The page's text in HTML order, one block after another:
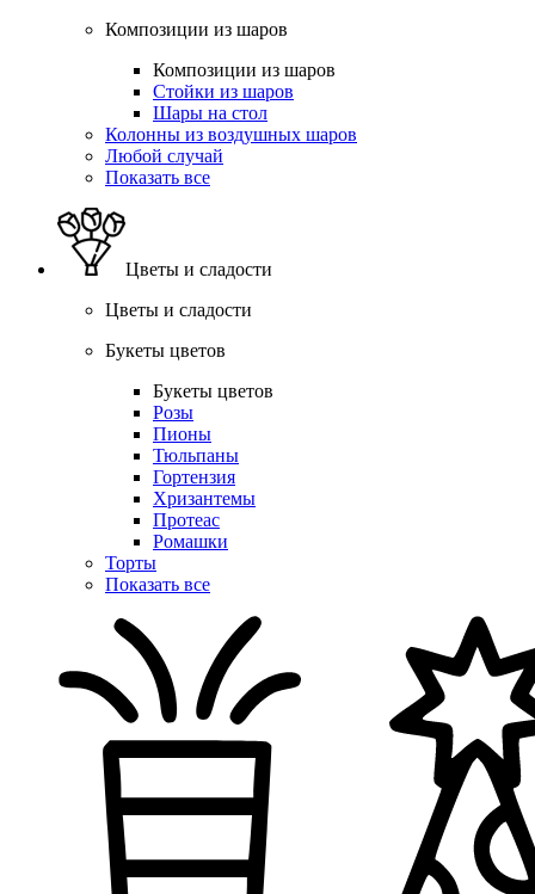
Композиции из шаров
Композиции из шаров
Стойки из шаров
Шары на стол
Колонны из воздушных шаров
Любой случай
Показать все
Цветы и сладости
Цветы и сладости
Букеты цветов
Букеты цветов
Розы
Пионы
Тюльпаны
Гортензия
Хризантемы
Протеас
Ромашки
Торты
Показать все